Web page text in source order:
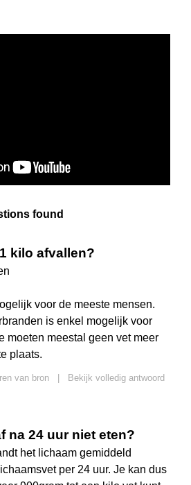
found
kilo afvallen?
voor de meeste mensen.
is enkel mogelijk voor
moeten meestal geen vet meer
plaats.
van bron
Bekijk volledig antwoord
na 24 uur niet eten?
het lichaam gemiddeld
per 24 uur. Je kan dus